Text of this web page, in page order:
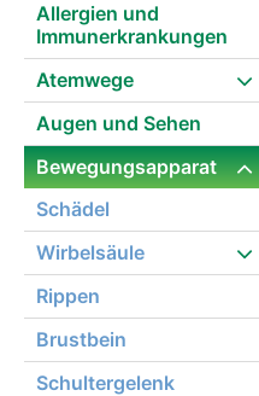
Allergien und
Immunerkrankungen
Atemwege
Augen und Sehen
Bewegungsapparat
Schädel
Wirbelsäule
Rippen
Brustbein
Schultergelenk